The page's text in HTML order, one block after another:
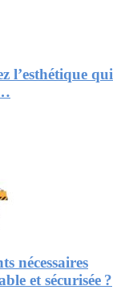
l’esthétique qui
nécessaires
et sécurisée ?